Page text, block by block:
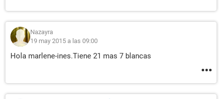
Nazayra
19 may 2015 a las 09:00
Hola marlene-ines.Tiene 21 mas 7 blancas